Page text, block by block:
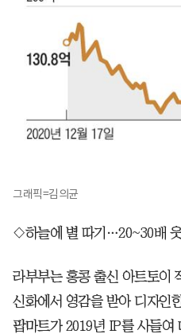
그래픽=김의균
◇하늘에 별 따기…20~30배 웃
라부부는 홍콩 출신 아트토이
신화에서 영감을 받아 디자인
팝마트가 2019년 IP를 사들여